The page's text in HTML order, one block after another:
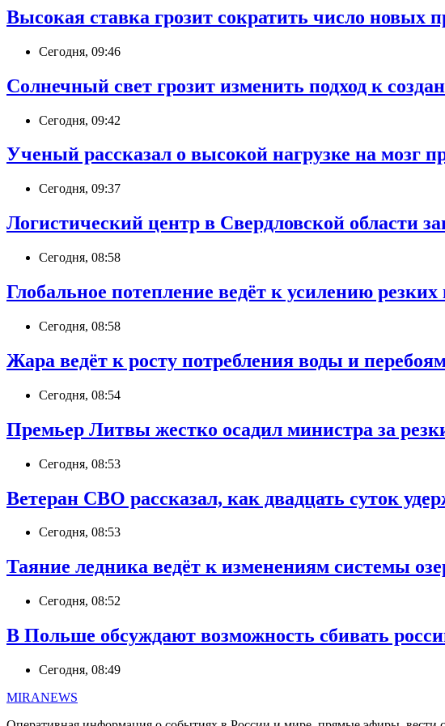
Высокая ставка грозит сократить число новых
Сегодня, 09:46
Солнечный свет грозит изменить подход к
Сегодня, 09:42
Ученый рассказал о высокой нагрузке на мозг
Сегодня, 09:37
Логистический центр в Свердловской области
Сегодня, 08:58
Глобальное потепление ведёт к усилению
Сегодня, 08:58
Жара ведёт к росту потребления воды и
Сегодня, 08:54
Премьер Литвы жестко осадил министра за
Сегодня, 08:53
Ветеран СВО рассказал, как двадцать суток
Сегодня, 08:53
Таяние ледника ведёт к изменениям системы
Сегодня, 08:52
В Польше обсуждают возможность сбивать
Сегодня, 08:49
MIRANEWS